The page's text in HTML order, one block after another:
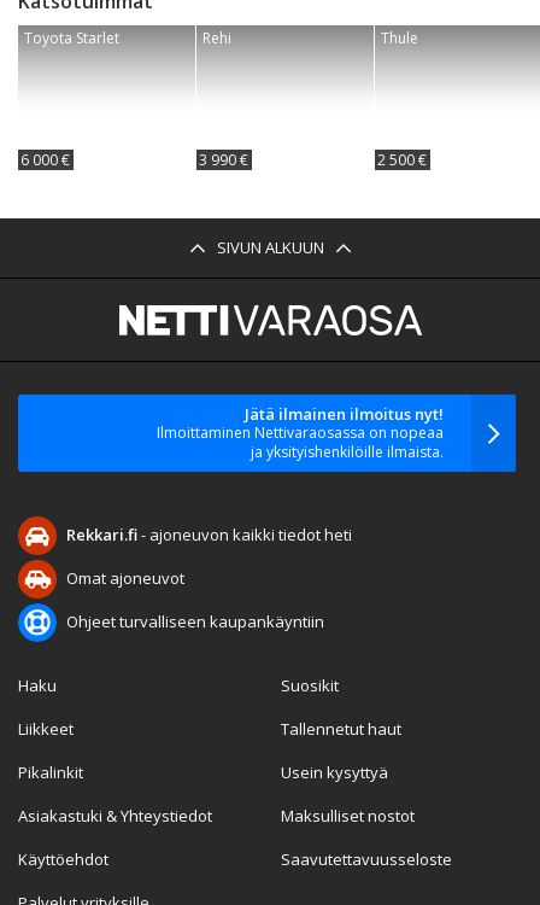
Toyota Starlet
6 000 €
Rehi
3 990 €
Thule
2 500 €
SIVUN ALKUUN
Jätä ilmainen ilmoitus nyt!
Ilmoittaminen Nettivaraosassa on nopeaa
ja yksityishenkilöille ilmaista.
Rekkari.fi- ajoneuvon kaikki tiedot heti
Omat ajoneuvot
Ohjeet turvalliseen kaupankäyntiin
Haku
Liikkeet
Pikalinkit
Asiakastuki & Yhteystiedot
Käyttöehdot
Suosikit
Tallennetut haut
Usein kysyttyä
Maksulliset nostot
Saavutettavuusseloste